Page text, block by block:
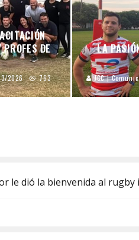
PROFES DE
2026 763
LA
JCC |
le dió la bienvenida al